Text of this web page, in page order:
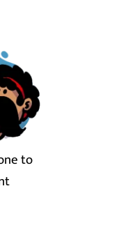
to